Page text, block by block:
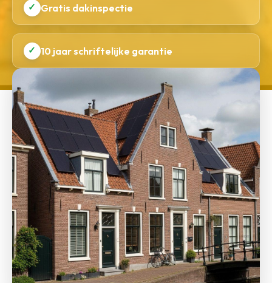
✓ Gratis dakinspectie
✓ 10 jaar schriftelijke garantie